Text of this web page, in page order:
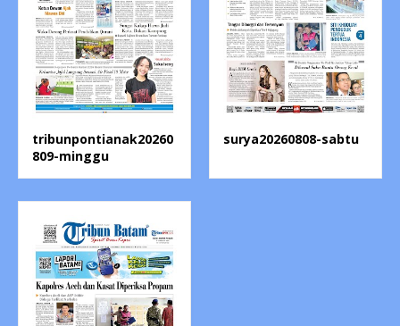
tribunpontianak20260
809-minggu
surya20260808-sabtu